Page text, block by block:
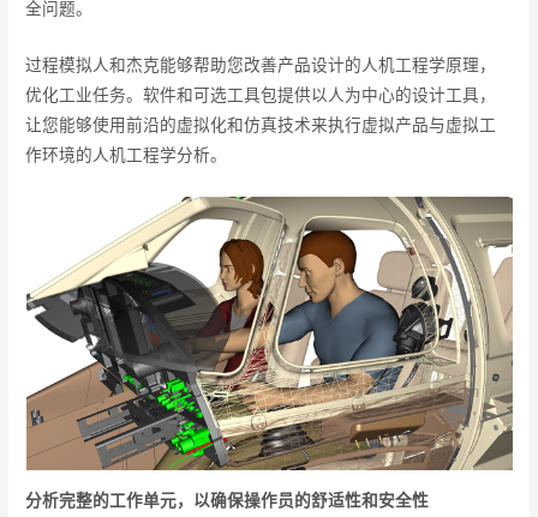
全问题。
过程模拟人和杰克能够帮助您改善产品设计的人机工程学原理，
优化工业任务。软件和可选工具包提供以人为中心的设计工具，
让您能够使用前沿的虚拟化和仿真技术来执行虚拟产品与虚拟工
作环境的人机工程学分析。
分析完整的工作单元，以确保操作员的舒适性和安全性